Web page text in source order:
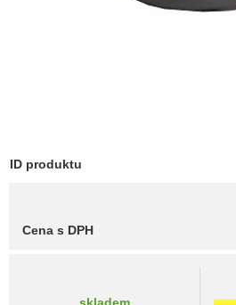
ID produktu
Cena s DPH
skladem